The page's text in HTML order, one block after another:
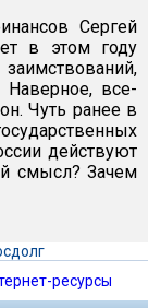
Сергей
в этом году
все-
Чуть ранее в
действуют
смысл? Зачем
ресурсы